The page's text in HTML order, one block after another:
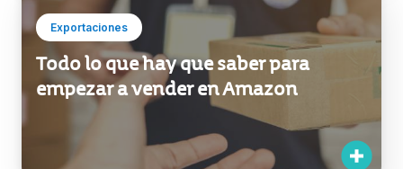
Exportaciones
Todo lo que hay que saber para
empezar a vender en Amazon